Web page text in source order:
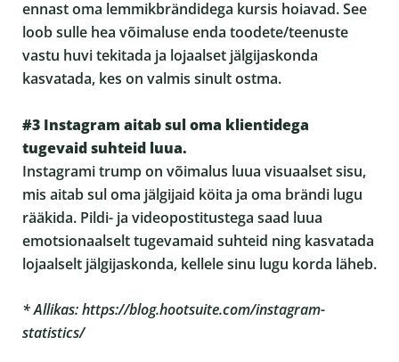
ennast oma lemmikbrändidega kursis hoiavad. See
loob sulle hea võimaluse enda toodete/teenuste
vastu huvi tekitada ja lojaalset jälgijaskonda
kasvatada, kes on valmis sinult ostma.
#3 Instagram aitab sul oma klientidega
tugevaid suhteid luua.
Instagrami trump on võimalus luua visuaalset sisu,
mis aitab sul oma jälgijaid köita ja oma brändi lugu
rääkida. Pildi- ja videopostitustega saad luua
emotsionaalselt tugevamaid suhteid ning kasvatada
lojaalselt jälgijaskonda, kellele sinu lugu korda läheb.
* Allikas: https://blog.hootsuite.com/instagram-
statistics/